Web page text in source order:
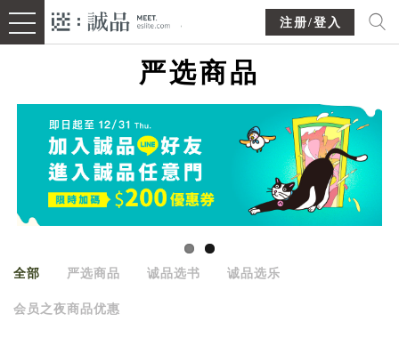
注册/登入
严选商品
全部 严选商品 诚品选书 诚品选乐
会员之夜商品优惠